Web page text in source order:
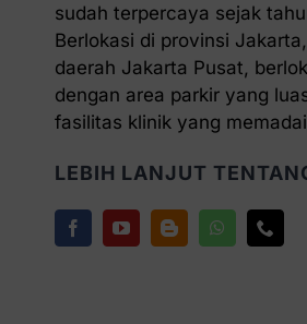
sudah terpercaya sejak
Berlokasi di provinsi
daerah Jakarta Pusat,
dengan area parkir yang
fasilitas klinik yang
LEBIH LANJUT